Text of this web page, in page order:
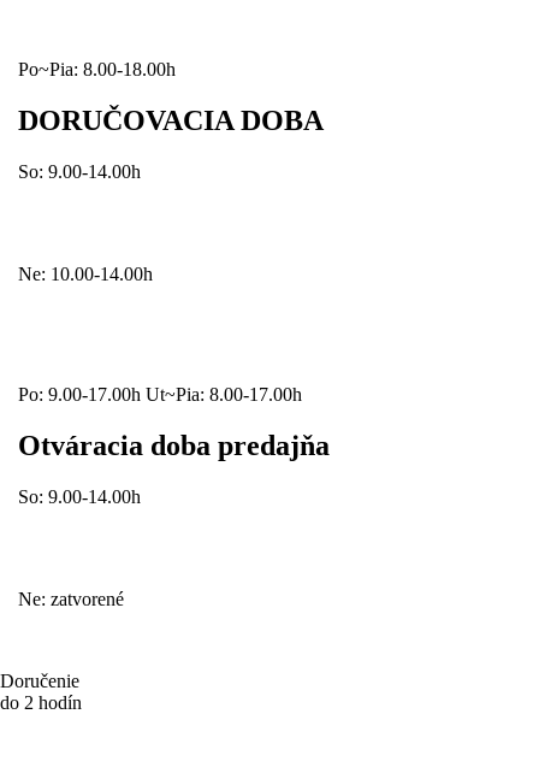
Po~Pia: 8.00-18.00h
DORUČOVACIA DOBA
So: 9.00-14.00h
Ne: 10.00-14.00h
Po: 9.00-17.00h Ut~Pia: 8.00-17.00h
Otváracia doba predajňa
So: 9.00-14.00h
Ne: zatvorené
Doručenie
do 2 hodín